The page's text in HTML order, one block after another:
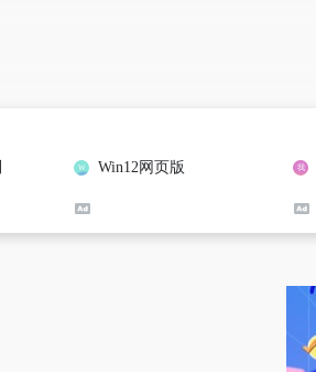
Win12网页版